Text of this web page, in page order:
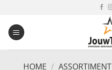
inhoud
HOME / ASSORTIMENT